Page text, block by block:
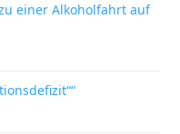
einer Alkoholfahrt auf